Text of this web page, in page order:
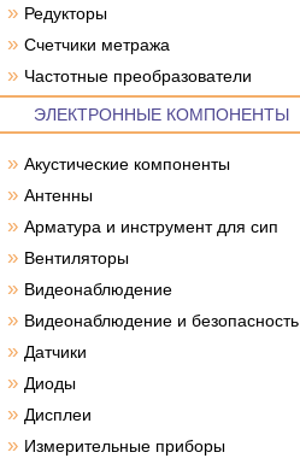
» Редукторы
» Счетчики метража
» Частотные преобразователи
ЭЛЕКТРОННЫЕ КОМПОНЕНТЫ
» Акустические компоненты
» Антенны
» Арматура и инструмент для сип
» Вентиляторы
» Видеонаблюдение
» Видеонаблюдение и безопасность
» Датчики
» Диоды
» Дисплеи
» Измерительные приборы